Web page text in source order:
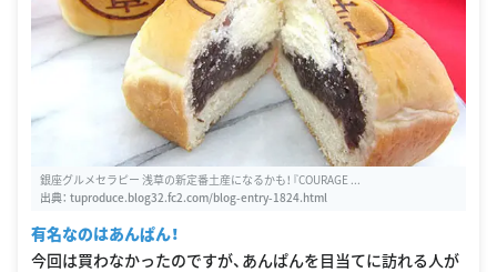
銀座グルメセラピー 浅草の新定番土産になるかも！『COURAGE ...
出典： tuproduce.blog32.fc2.com/blog-entry-1824.html
有名なのはあんぱん！
今回は買わなかったのですが、あんぱんを目当てに訪れる人が